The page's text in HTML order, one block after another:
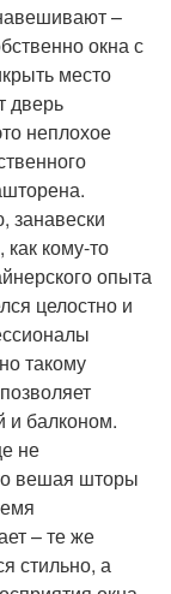
–
окна с
место
дверь
неплохое
занавески
кому-то
опыта
целостно и
такому
и балконом.
не
вешая шторы
– те же
стильно, а